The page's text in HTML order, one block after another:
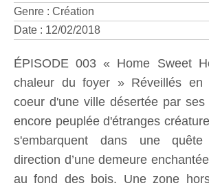
Genre : Création
Date : 12/02/2018
ÉPISODE 003 « Home Sweet
chaleur du foyer » Réveillés en
coeur d'une ville désertée par ses
encore peuplée d'étranges
s'embarquent dans une
direction d’une demeure
au fond des bois. Une zone